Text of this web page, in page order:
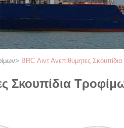
> BRC Λιντ Ανεπιθύμητες
Σκουπίδια